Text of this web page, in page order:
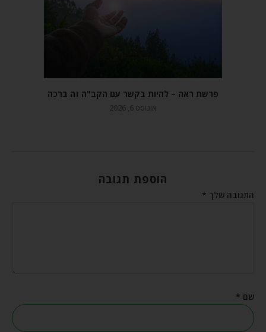
פרשת ראה – להיות בקשר עם הקב"ה זה ברכה
אוגוסט 6, 2026
הוספת תגובה
התגובה שלך *
שם *